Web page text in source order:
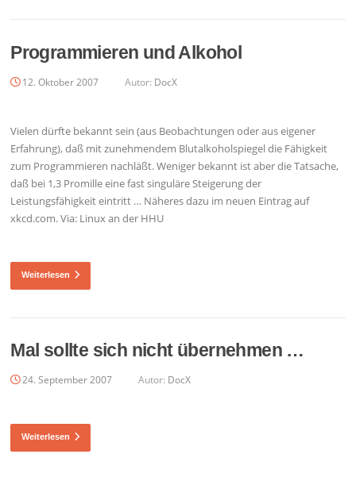
Programmieren und Alkohol
12. Oktober 2007 Autor: DocX
Vielen dürfte bekannt sein (aus Beobachtungen oder aus eigener
Erfahrung), daß mit zunehmendem Blutalkoholspiegel die Fähigkeit
zum Programmieren nachläßt. Weniger bekannt ist aber die Tatsache,
daß bei 1,3 Promille eine fast singuläre Steigerung der
Leistungsfähigkeit eintritt … Näheres dazu im neuen Eintrag auf
xkcd.com. Via: Linux an der HHU
Weiterlesen
Mal sollte sich nicht übernehmen …
24. September 2007 Autor: DocX
Weiterlesen